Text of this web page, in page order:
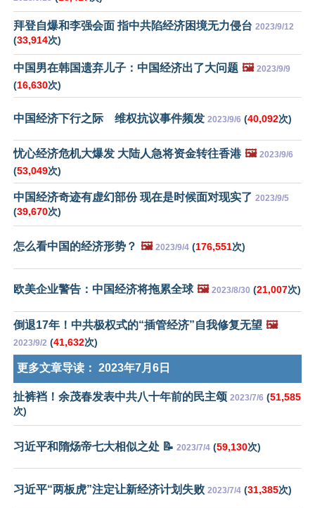
拜登自爆和李强会面 指中共陷经济困境无力侵台 2023/9/12
(33,914次)
中国男在韩国遗弃儿子：中国经济出了大问题 🖼️ 2023/9/9
(16,630次)
中国经济下行之际 维权抗议事件频发 2023/9/6 (40,092次)
忧心经济危机大爆发 大陆人急将资金转往香港 🖼️ 2023/9/6
(53,049次)
中国经济奇迹有虚幻部份 现在是时候面对现实了 2023/9/5
(39,670次)
怎么看中国的经济形势？ 🖼️ 2023/9/4 (176,551次)
欧美企业警告：中国经济将拖累全球 🖼️ 2023/8/30 (21,007次)
倒退17年！中共极权式的“插管经济”自我修复无望 🖼️
2023/9/2 (41,632次)
更多文章导读： 2023年7月6日
扯裤裆！余茂春发表中共八十年前的民主颂 2023/7/6 (51,585
次)
习近平和隋炀帝七大相似之处 📝 2023/7/4 (59,130次)
习近平“两板虎”注定让新经济计划失败 2023/7/4 (31,385次)